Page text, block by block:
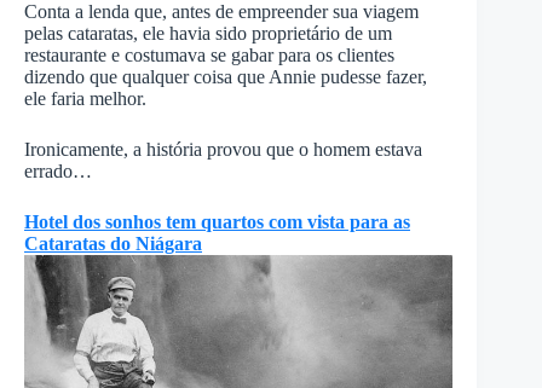
Conta a lenda que, antes de empreender sua viagem
pelas cataratas, ele havia sido proprietário de um
restaurante e costumava se gabar para os clientes
dizendo que qualquer coisa que Annie pudesse fazer,
ele faria melhor.
Ironicamente, a história provou que o homem estava
errado…
Hotel dos sonhos tem quartos com vista para as
Cataratas do Niágara